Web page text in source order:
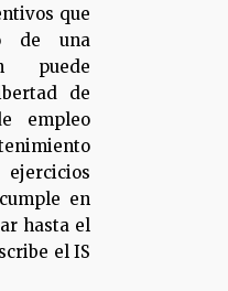
que
de una
puede
de
empleo
en
hasta el
el IS